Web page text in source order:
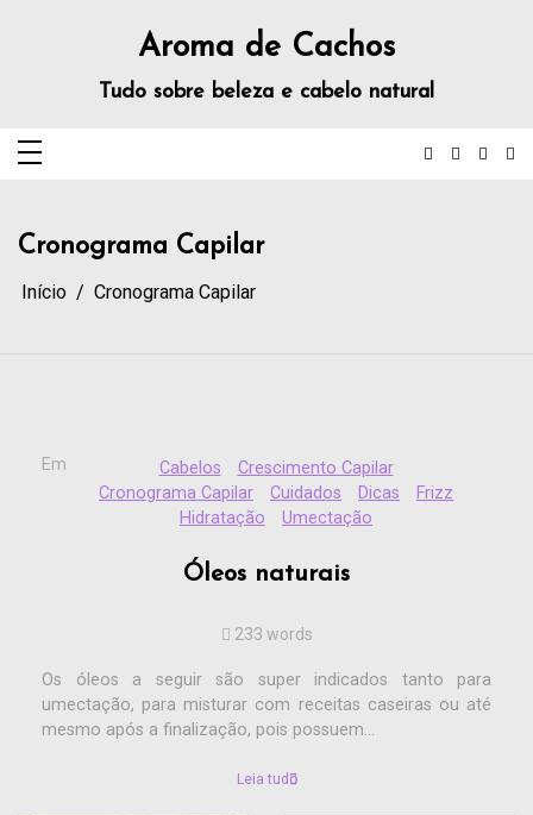
Aroma de Cachos
Tudo sobre beleza e cabelo natural
Cronograma Capilar
Início Cronograma Capilar
Em Cabelos
Crescimento Capilar
Cronograma Capilar
Cuidados Dicas
Frizz
Hidratação
Umectação
Óleos naturais
233 words
Os óleos a seguir são super indicados tanto para
umectação, para misturar com receitas caseiras ou até
mesmo após a finalização, pois possuem...
Leia tudo